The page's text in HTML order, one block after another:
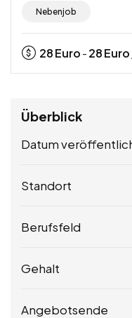
Nebenjob
28Euro - 28Euro
Überblick
Datum
Standort
Berufsfeld
Gehalt
Angebotsende